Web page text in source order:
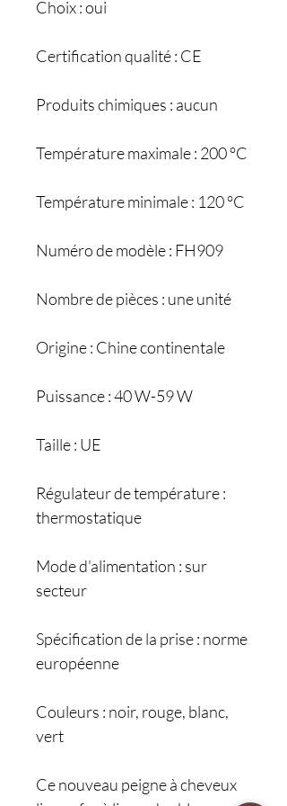
Choix : oui
Certification qualité : CE
Produits chimiques : aucun
Température maximale : 200 °C
Température minimale : 120 °C
Numéro de modèle : FH909
Nombre de pièces : une unité
Origine : Chine continentale
Puissance : 40 W-59 W
Taille : UE
Régulateur de température :
thermostatique
Mode d'alimentation : sur
secteur
Spécification de la prise : norme
européenne
Couleurs : noir, rouge, blanc,
vert
Ce nouveau peigne à cheveux